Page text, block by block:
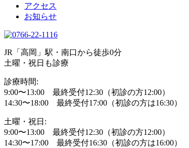
アクセス
お知らせ
JR「高岡」駅・南口から徒歩0分
土曜・祝日も診療
診療時間:
9:00〜13:00 最終受付12:30（初診の方12:00）
14:30〜18:00 最終受付17:00（初診の方は16:30）
土曜・祝日:
9:00〜13:00 最終受付12:30（初診の方12:00）
14:30〜17:00 最終受付16:30（初診の方は16:00）